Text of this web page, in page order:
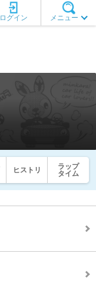
メニュー
ログイン
ヒストリ
ラップ
タイム